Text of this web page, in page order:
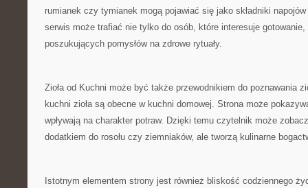
rumianek czy tymianek mogą pojawiać się jako składniki
serwis może trafiać nie tylko do osób, które interesuje
poszukujących pomysłów na zdrowe rytuały.
Zioła od Kuchni może być także przewodnikiem do poznawania
kuchni zioła są obecne w kuchni domowej. Strona może
wpływają na charakter potraw. Dzięki temu czytelnik może
dodatkiem do rosołu czy ziemniaków, ale tworzą kulinarne
Istotnym elementem strony jest również bliskość codziennego